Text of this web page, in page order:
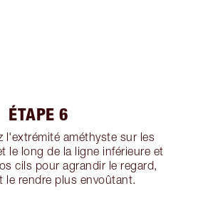
ÉTAPE 6
l'extrémité améthyste sur les
le long de la ligne inférieure et
cils pour agrandir le regard,
le rendre plus envoûtant.